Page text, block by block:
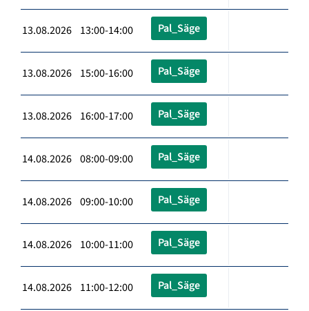
13.08.2026 13:00-14:00 Pal_Säge
13.08.2026 15:00-16:00 Pal_Säge
13.08.2026 16:00-17:00 Pal_Säge
14.08.2026 08:00-09:00 Pal_Säge
14.08.2026 09:00-10:00 Pal_Säge
14.08.2026 10:00-11:00 Pal_Säge
14.08.2026 11:00-12:00 Pal_Säge